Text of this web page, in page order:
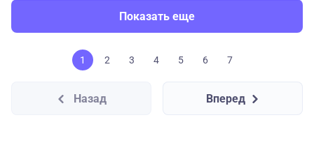
Показать еще
1 2 3 4 5 6 7
Назад Вперед